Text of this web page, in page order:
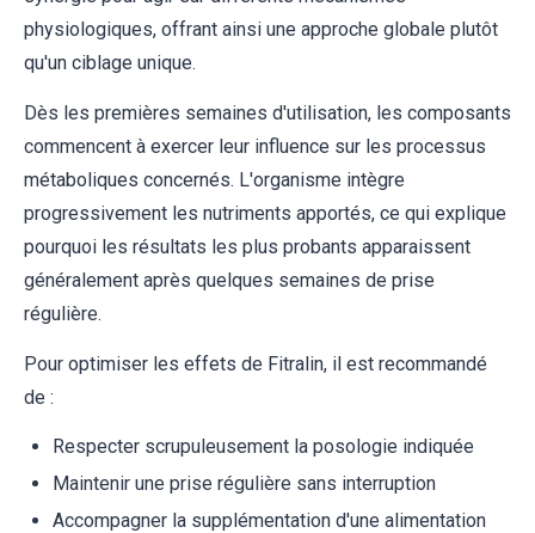
physiologiques, offrant ainsi une approche globale plutôt
qu'un ciblage unique.
Dès les premières semaines d'utilisation, les composants
commencent à exercer leur influence sur les processus
métaboliques concernés. L'organisme intègre
progressivement les nutriments apportés, ce qui explique
pourquoi les résultats les plus probants apparaissent
généralement après quelques semaines de prise
régulière.
Pour optimiser les effets de Fitralin, il est recommandé
de :
Respecter scrupuleusement la posologie indiquée
Maintenir une prise régulière sans interruption
Accompagner la supplémentation d'une alimentation